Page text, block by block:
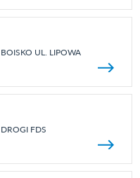
BOISKO UL. LIPOWA
DROGI FDS